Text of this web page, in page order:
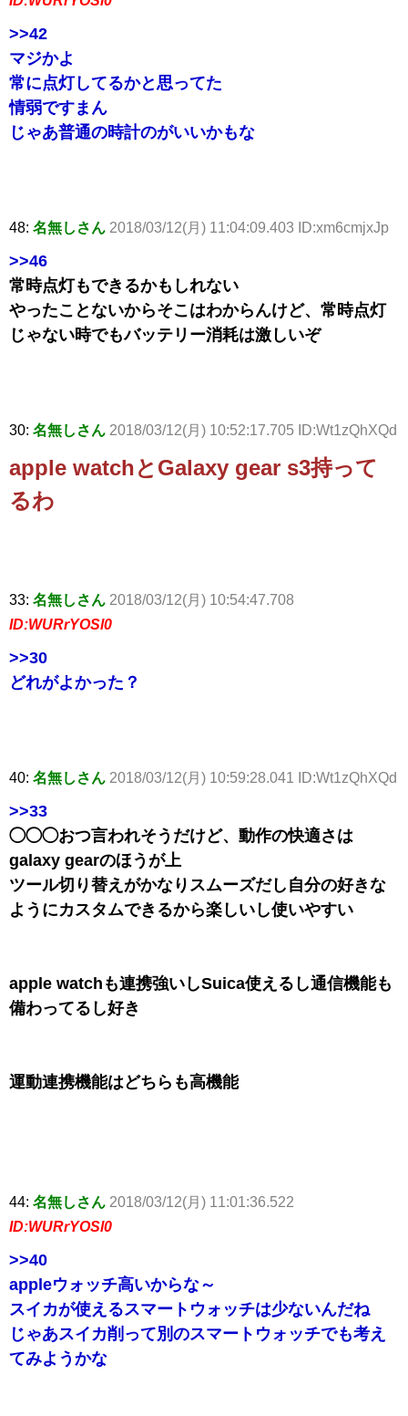
>>42
マジかよ
常に点灯してるかと思ってた
情弱ですまん
じゃあ普通の時計のがいいかもな
48: 名無しさん 2018/03/12(月) 11:04:09.403 ID:xm6cmjxJp
>>46
常時点灯もできるかもしれない
やったことないからそこはわからんけど、常時点灯
じゃない時でもバッテリー消耗は激しいぞ
30: 名無しさん 2018/03/12(月) 10:52:17.705 ID:Wt1zQhXQd
apple watchとGalaxy gear s3持って
るわ
33: 名無しさん 2018/03/12(月) 10:54:47.708
ID:WURrYOSl0
>>30
どれがよかった？
40: 名無しさん 2018/03/12(月) 10:59:28.041 ID:Wt1zQhXQd
>>33
◯◯◯おつ言われそうだけど、動作の快適さは
galaxy gearのほうが上
ツール切り替えがかなりスムーズだし自分の好きな
ようにカスタムできるから楽しいし使いやすい
apple watchも連携強いしSuica使えるし通信機能も
備わってるし好き
運動連携機能はどちらも高機能
44: 名無しさん 2018/03/12(月) 11:01:36.522
ID:WURrYOSl0
>>40
appleウォッチ高いからな～
スイカが使えるスマートウォッチは少ないんだね
じゃあスイカ削って別のスマートウォッチでも考え
てみようかな